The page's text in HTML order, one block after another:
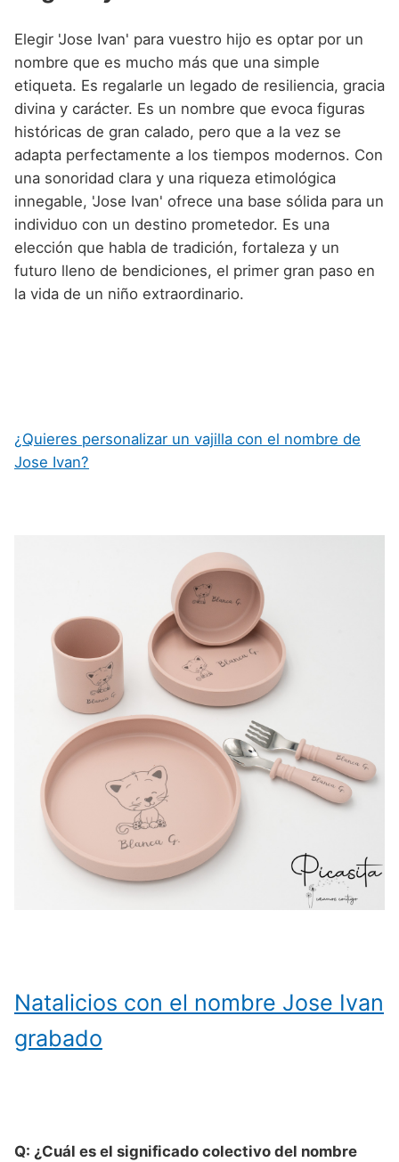
Elegir 'Jose Ivan' para vuestro hijo es optar por un
nombre que es mucho más que una simple
etiqueta. Es regalarle un legado de resiliencia, gracia
divina y carácter. Es un nombre que evoca figuras
históricas de gran calado, pero que a la vez se
adapta perfectamente a los tiempos modernos. Con
una sonoridad clara y una riqueza etimológica
innegable, 'Jose Ivan' ofrece una base sólida para un
individuo con un destino prometedor. Es una
elección que habla de tradición, fortaleza y un
futuro lleno de bendiciones, el primer gran paso en
la vida de un niño extraordinario.
¿Quieres personalizar un vajilla con el nombre de
Jose Ivan?
Natalicios con el nombre Jose Ivan
grabado
Q: ¿Cuál es el significado colectivo del nombre